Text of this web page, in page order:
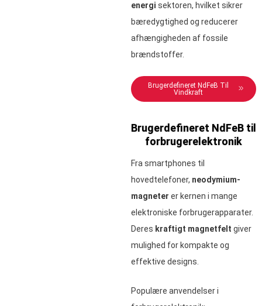
energi sektoren, hvilket sikrer
bæredygtighed og reducerer
afhængigheden af fossile
brændstoffer.
Brugerdefineret NdFeB Til
Vindkraft
Brugerdefineret NdFeB til
forbrugerelektronik
Fra smartphones til
hovedtelefoner, neodymium-
magneter er kernen i mange
elektroniske forbrugerapparater.
Deres kraftigt magnetfelt giver
mulighed for kompakte og
effektive designs.
Populære anvendelser i